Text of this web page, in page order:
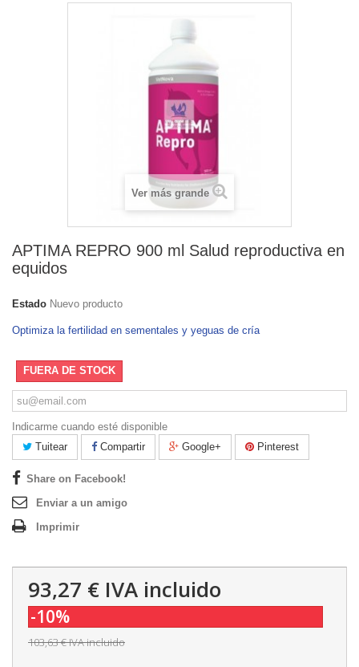
Ver más grande
APTIMA REPRO 900 ml Salud reproductiva en
equidos
Estado Nuevo producto
Optimiza la fertilidad en sementales y yeguas de cría
FUERA DE STOCK
Indicarme cuando esté disponible
Tuitear
Compartir Google+ Pinterest
Share on Facebook!
Enviar a un amigo
Imprimir
93,27 € IVA incluido
-10%
103,63 €IVA incluido